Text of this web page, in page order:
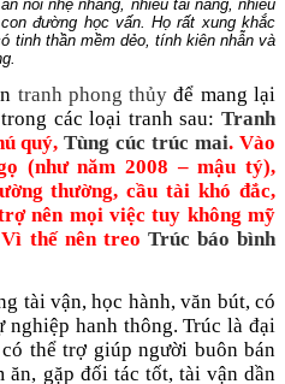
nói nhẹ nhàng, nhiều tài năng, nhiều
đường học vấn. Họ rất xung khắc
tinh thần mềm dẻo, tính kiên nhẫn và
tranh phong thủy để mang lại
các loại tranh sau: Tranh
quý,Tùng cúc trúc mai. Vào
(như năm 2008 – mậu tý),
thường, cầu tài khó đắc,
nên mọi việc tuy không mỹ
thế nên treo Trúc báo bình
tài vận, học hành, văn bút, có
nghiệp hanh thông. Trúc là đại
thể trợ giúp người buôn bán
ăn, gặp đối tác tốt, tài vận dần